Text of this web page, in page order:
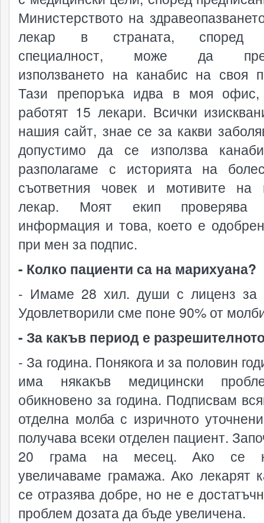
Министерството на
лекар в страната, според
специалност, може да
използването на канабис на своя
Тази препоръка идва в моя офис,
работят 15 лекари. Всички
нашия сайт, знае се за какви
допустимо да се използва
разполагаме с историята на
съответния човек и мотивите на
лекар. Моят екип проверява
информация и това, което е
при мен за подпис.
- Колко пациенти са на марихуана?
- Имаме 28 хил. души с лиценз за
Удовлетворили сме поне 90% от
- За какъв период е
- За година. Понякога и за половин
има някакъв медицински
обикновено за година. Подписвам
отделна молба с изричното
получава всеки отделен пациент.
20 грама на месец. Ако се
увеличаваме грамажа. Ако лекарят
се отразява добре, но не е
проблем дозата да бъде увеличена.